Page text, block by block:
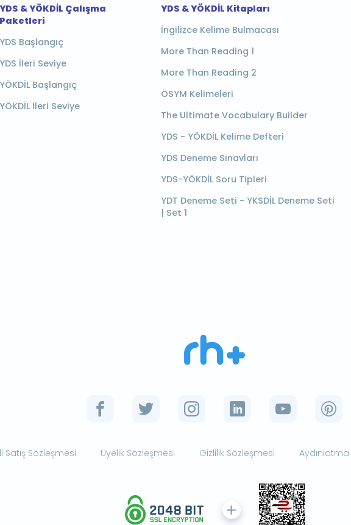
YDS & YÖKDİL Çalışma
Paketleri
YDS Başlangıç
YDS İleri Seviye
YÖKDİL Başlangıç
YÖKDİL İleri Seviye
YDS & YÖKDİL Kitapları
İngilizce Kelime Bulmacası
More Than Reading 1
More Than Reading 2
ÖSYM Kelimeleri
The Ultimate Vocabulary Builder
YDS - YÖKDİL Kelime Defteri
YDS Deneme Sınavları
YDS-YÖKDİL Soru Tipleri
YDT Deneme Seti - YKSDİL Deneme Seti
| Set 1
Satış Sözleşmesi Üyelik Sözleşmesi Gizlilik Sözleşmesi